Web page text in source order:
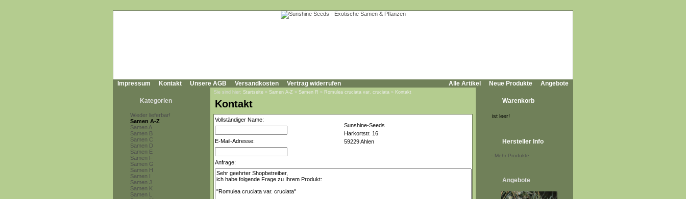
Impressum Kontakt Unsere AGB Versandkosten Vertrag widerrufen Alle Artikel Neue Produkte Angebote
Kategorien
Wieder lieferbar!
Samen A-Z
Samen A
Samen B
Samen C
Samen D
Samen E
Samen F
Samen G
Samen H
Samen I
Samen J
Samen K
Samen L
Sie sind hier: Startseite » Samen A-Z » Samen R » Romulea cruciata var. cruciata » Kontakt
Kontakt
Vollständiger Name:
Sunshine-Seeds
Harkortstr. 16
59229 Ahlen
E-Mail-Adresse:
Anfrage:
Warenkorb
ist leer!
Hersteller Info
- Mehr Produkte
Angebote